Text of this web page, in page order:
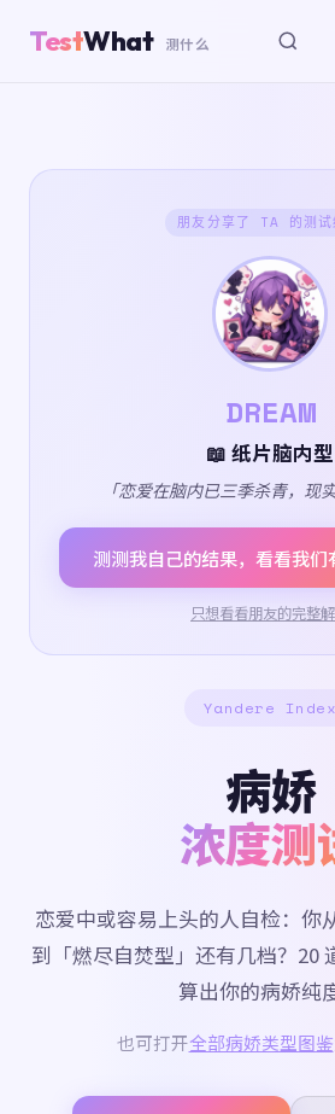
TestWhat 测什么
朋友分享了 TA 的测试
DREAM
📖 纸片脑内型
「恋爱在脑内已三季杀青，现
测测我自己的结果，看看我
只想看看朋友的完整
Yandere Index
病娇
浓度测
恋爱中或容易上头的人自检：你
到「燃尽自焚型」还有几档？20
算出你的病娇纯
也可打开全部病娇类型图鉴